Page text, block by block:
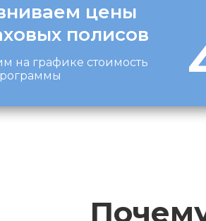
цены
полисов
на графике стоимость